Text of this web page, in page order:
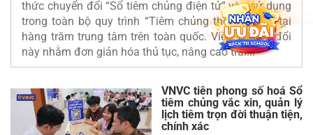
thức chuyển đổi “Sổ tiêm chủng điện tử” vào sử dụng
trong toàn bộ quy trình “Tiêm chủng thông minh” tại
hàng trăm trung tâm trên toàn quốc. Việc chuyển đổi
này nhằm đơn giản hóa thủ tục, nâng cao trải...
VNVC tiên phong số hoá Sổ
tiêm chủng vắc xin, quản lý
lịch tiêm trọn đời thuận tiện,
chính xác